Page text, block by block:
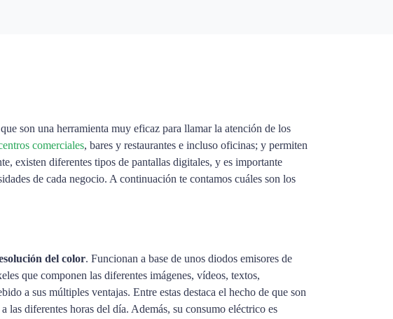
son una herramienta muy eficaz para llamar la atención de los
comerciales, bares y restaurantes e incluso oficinas; y permiten
existen diferentes tipos de pantallas digitales, y es importante
de cada negocio. A continuación te contamos cuáles son los
del color. Funcionan a base de unos diodos emisores de
que componen las diferentes imágenes, vídeos, textos,
a sus múltiples ventajas. Entre estas destaca el hecho de que son
las diferentes horas del día. Además, su consumo eléctrico es